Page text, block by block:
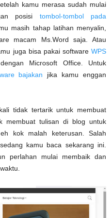
kamu merasa sudah mulai
posisi tombol-tombol pada
masih tahap latihan menyalin,
macam Ms.Word saja. Atau
juga bisa pakai software WPS
Microsoft Office. Untuk
bajakan jika kamu enggan
tidak tertarik untuk membuat
membuat tulisan di blog untuk
kok malah keterusan. Salah
kamu baca sekarang ini.
perlahan mulai membaik dan